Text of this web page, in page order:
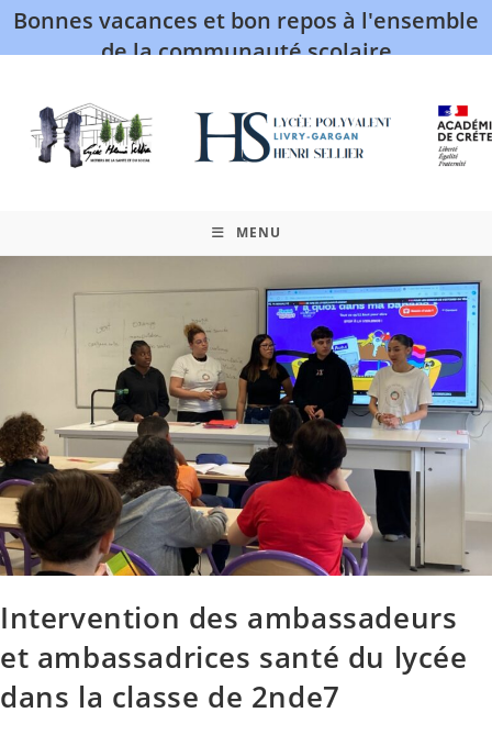
Bonnes vacances et bon repos à l'ensemble
de la communauté scolaire
MENU
Intervention des ambassadeurs
et ambassadrices santé du lycée
dans la classe de 2nde7